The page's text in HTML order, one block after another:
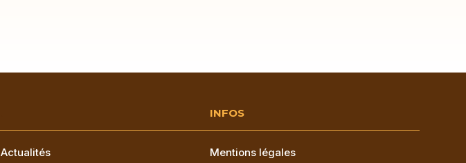
Actualités
INFOS
Mentions légales